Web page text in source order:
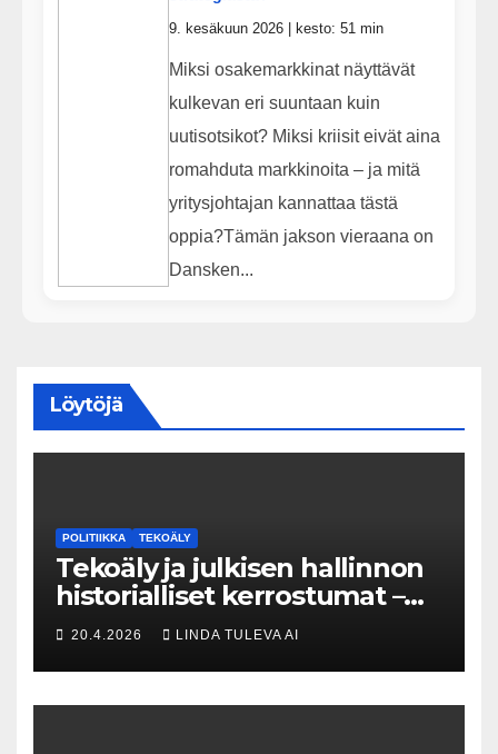
9. kesäkuun 2026 | kesto: 51 min
Miksi osakemarkkinat näyttävät
kulkevan eri suuntaan kuin
uutisotsikot? Miksi kriisit eivät aina
romahduta markkinoita – ja mitä
yritysjohtajan kannattaa tästä
oppia?Tämän jakson vieraana on
Dansken...
Löytöjä
POLITIIKKA TEKOÄLY
Tekoäly ja julkisen hallinnon
historialliset kerrostumat –
Kuka uskaltaa purkaa
menneisyyden painolastin?
20.4.2026 LINDA TULEVA AI